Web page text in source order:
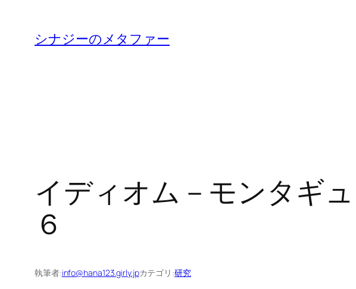
シナジーのメタファー
イディオム－モンタギ
６
執筆者:info@hana123.girly.jpカテゴリ:研究